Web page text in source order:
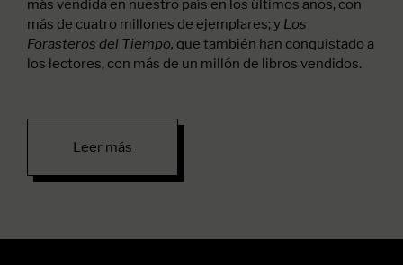
más vendida en nuestro país en los últimos años, con
más de cuatro millones de ejemplares; y Los
Forasteros del Tiempo, que también han conquistado a
los lectores, con más de un millón de libros vendidos.
Leer más